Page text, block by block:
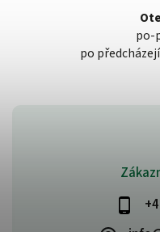
po-
po